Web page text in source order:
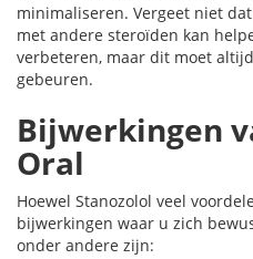
minimaliseren. Vergeet niet
met andere steroïden kan
verbeteren, maar dit moet
gebeuren.
Bijwerkingen
Oral
Hoewel Stanozolol veel
bijwerkingen waar u zich
onder andere zijn: